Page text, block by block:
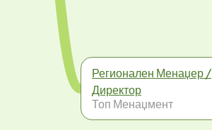
Регионален Менаџер /
Директор
Топ Менаџмент